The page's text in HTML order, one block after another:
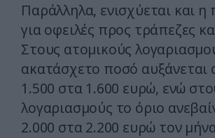
Παράλληλα, ενισχύεται και η
για οφειλές προς τράπεζες
Στους ατομικούς
ακατάσχετο ποσό αυξάνεται
1.500 στα 1.600 ευρώ, ενώ
λογαριασμούς το όριο
2.000 στα 2.200 ευρώ τον